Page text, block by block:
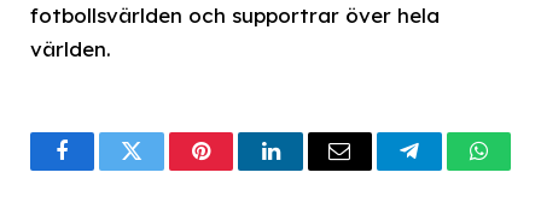
fotbollsvärlden och supportrar över hela
världen.
FacebookTwitterPinterestLinkedInEmail Telegram